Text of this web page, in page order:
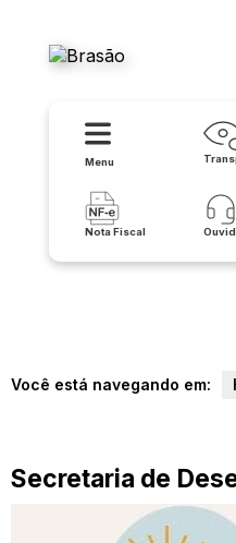
Menu
Nota Fiscal
Você está navegando em:
Secretaria de